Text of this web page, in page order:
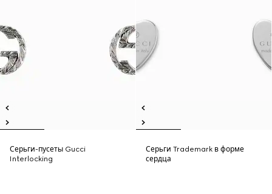
Серьги-пусеты Gucci
Interlocking
Серьги Trademark в форме
сердца